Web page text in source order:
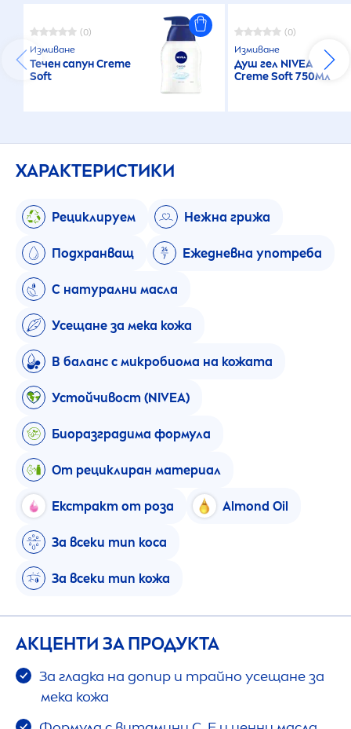
(0)
Измиване
Течен сапунCreme
Soft
(0)
Измиване
Душ гел NIVEA
CremeSoft 750Мл
ХАРАКТЕРИСТИКИ
Рециклируем Нежна грижа
Подхранващ Ежедневна употреба
С натурални масла
Усещане за мека кожа
В баланс с микробиома на кожата
Устойчивост (NIVEA)
Биоразградима формула
От рециклиран материал
Екстракт от роза Almond Oil
За всеки тип коса
За всеки тип кожа
АКЦЕНТИ ЗА ПРОДУКТА
За гладка на допир и трайно усещане за
мека кожа